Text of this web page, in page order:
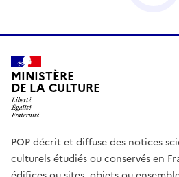
MINISTÈRE
DE LA CULTURE
POP décrit et diffuse des notices
culturels étudiés ou conservés en